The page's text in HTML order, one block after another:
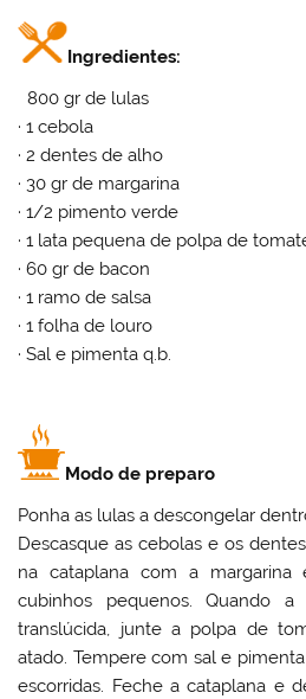
Ingredientes:
800 gr de lulas
· 1 cebola
· 2 dentes de alho
· 30 gr de margarina
· 1/2 pimento verde
· 1 lata pequena de polpa de
· 60 gr de bacon
· 1 ramo de salsa
· 1 folha de louro
· Sal e pimenta q.b.
Modo de preparo
Ponha as lulas a descongelar
Descasque as cebolas e os
na cataplana com a
cubinhos pequenos. Quando
translúcida, junte a polpa de
atado. Tempere com sal e
escorridas. Feche a cataplana e